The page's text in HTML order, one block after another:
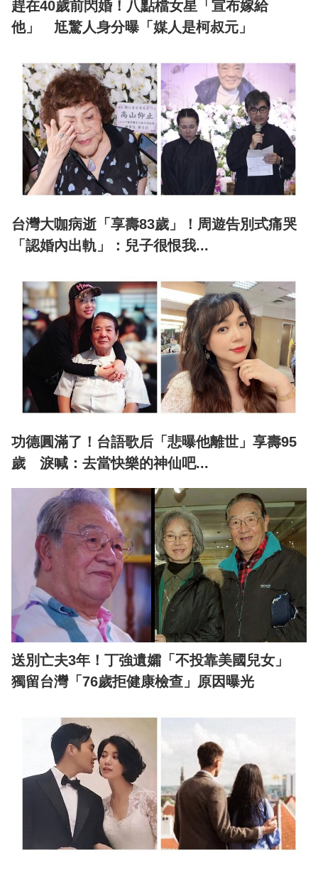
趕在40歲前閃婚！八點檔女星「宣布嫁給
他」 尪驚人身分曝「媒人是柯叔元」
台灣大咖病逝「享壽83歲」！周遊告別式痛哭
「認婚內出軌」：兒子很恨我...
功德圓滿了！台語歌后「悲曝他離世」享壽95
歲 淚喊：去當快樂的神仙吧...
送別亡夫3年！丁強遺孀「不投靠美國兒女」
獨留台灣「76歲拒健康檢查」原因曝光